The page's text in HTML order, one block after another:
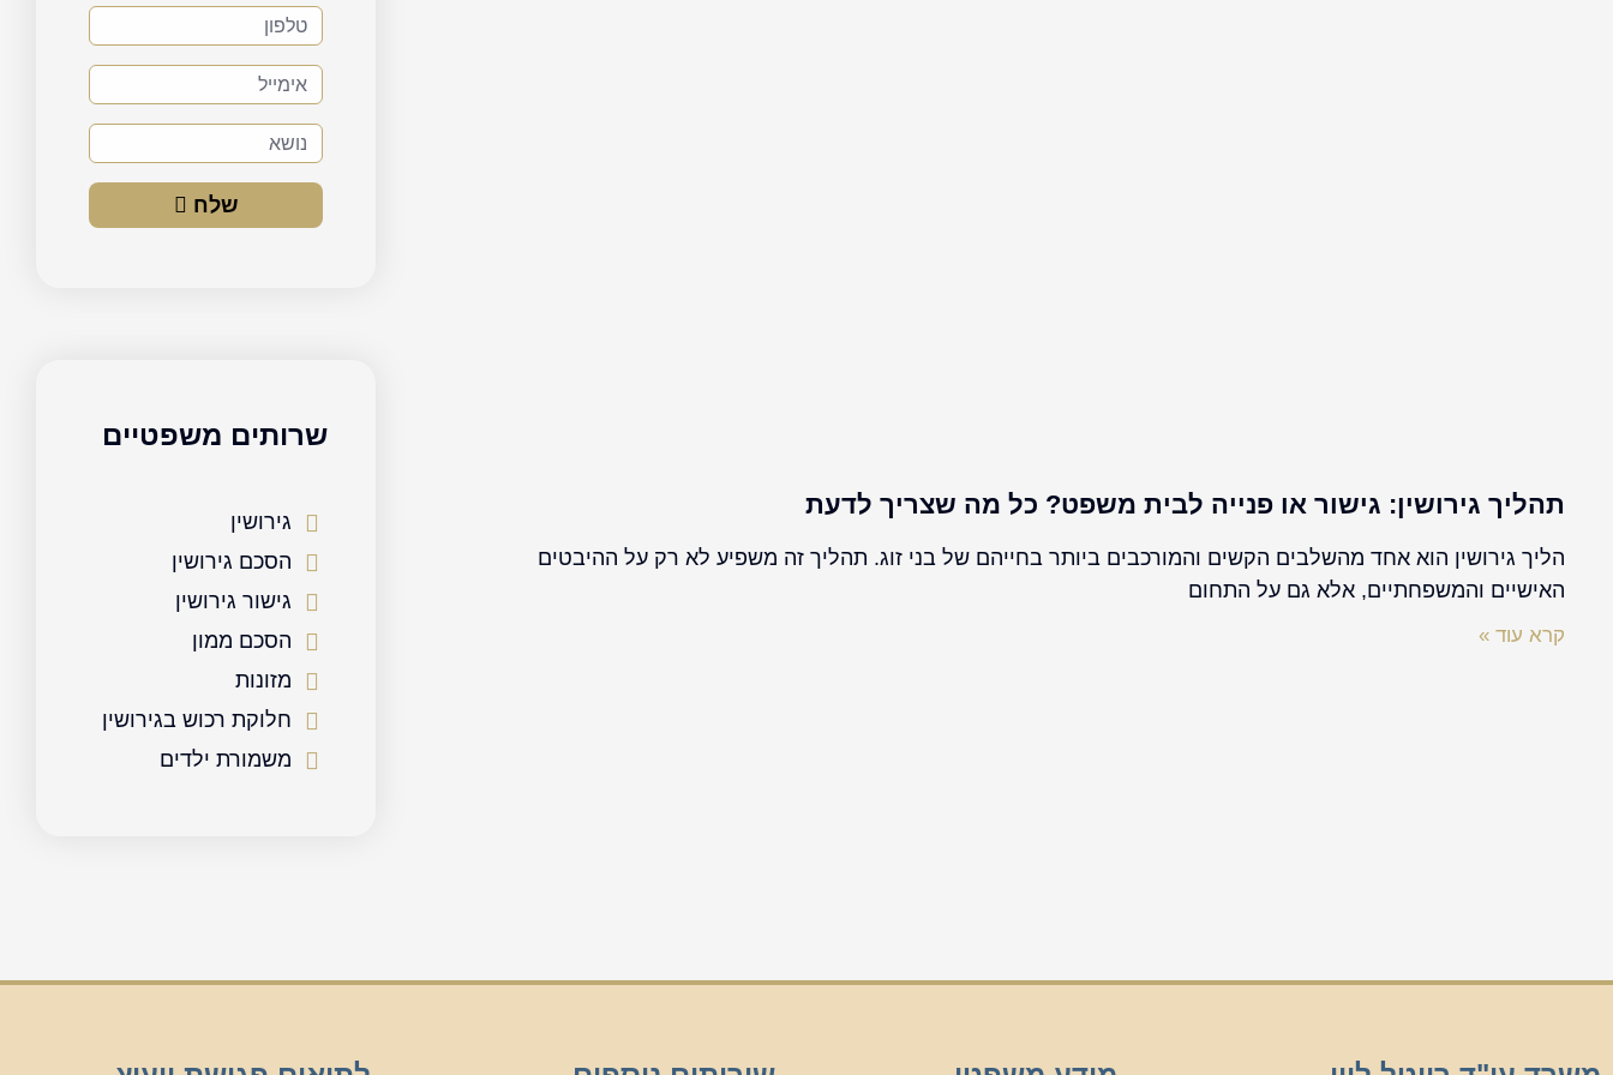
תהליך גירושין: גישור או פנייה לבית משפט? כל מה שצריך לדעת
הליך גירושין הוא אחד מהשלבים הקשים והמורכבים ביותר בחייהם של בני זוג. תהליך זה משפיע לא רק על ההיבטים
האישיים והמשפחתיים, אלא גם על התחום
קרא עוד »
טלפון
אימייל
נושא
שלח
שרותים משפטיים
גירושין
הסכם גירושין
גישור גירושין
הסכם ממון
מזונות
חלוקת רכוש בגירושין
משמורת ילדים